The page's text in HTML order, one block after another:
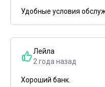
Удобные условия
Лейла
2 года назад
Хороший банк.